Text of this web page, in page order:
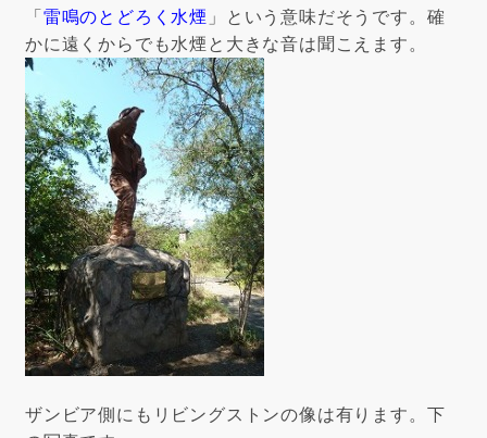
「 雷鳴のとどろく水煙 」という意味だそうです。確
かに遠くからでも水煙と大きな音は聞こえます。
ザンビア側にもリビングストンの像は有ります。下